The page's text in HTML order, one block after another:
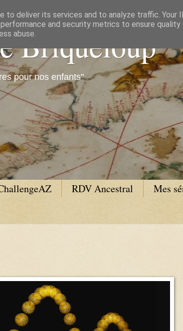
Briqueloup
pour nos enfants"
RDV Ancestral Mes
to deliver its services and to analyze traffic. Your
and security metrics to ensure
abuse.